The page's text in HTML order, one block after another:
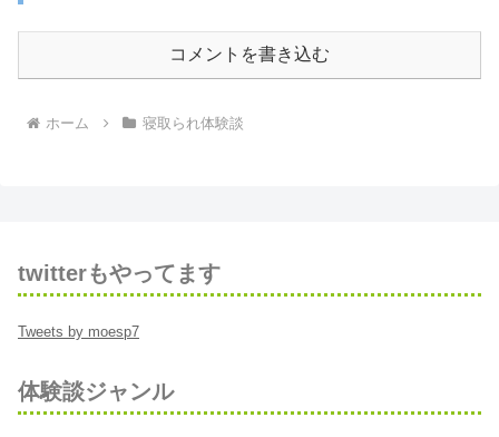
コメントを書き込む
ホーム 寝取られ体験談
twitterもやってます
Tweets by moesp7
体験談ジャンル